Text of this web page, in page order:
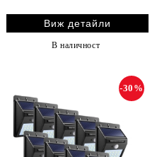
Виж детайли
В наличност
-30%